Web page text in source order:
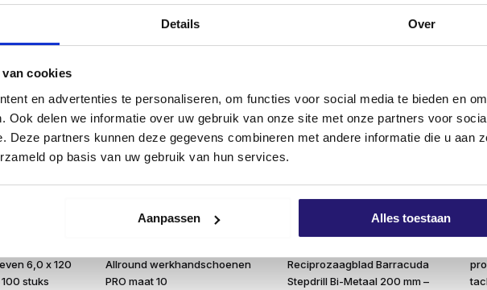
Details Over
cookies
en advertenties te personaliseren, om functies voor social media te bieden en
Ook delen we informatie over uw gebruik van onze site met onze partners voor
Deze partners kunnen deze gegevens combineren met andere informatie die u aan
op basis van uw gebruik van hun services.
Aanpassen Alles toestaan
zoals schuttingen, gevelbekleding, pergola’s, vlonders en
beschadigingen , wat zorgt voor een langere levensduur.
SilverMate Outdoor schroeven
of bij hoge belasting. Daarmee bieden ze zekerheid voor zowel de
grip zonder doorslippen.
en fijne schroefdraad.
6,0 x 120
stuks
Allround werkhandschoenen
PRO maat 10
Vakmannen kiezen dit
Reciprozaagblad Barracuda
Stepdrill Bi-Metaal 200 mm –